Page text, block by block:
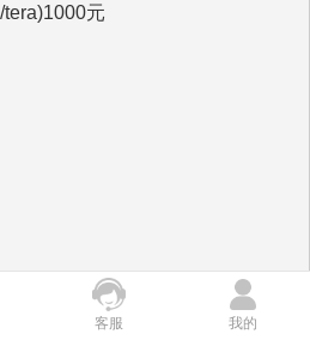
元
客服 我的